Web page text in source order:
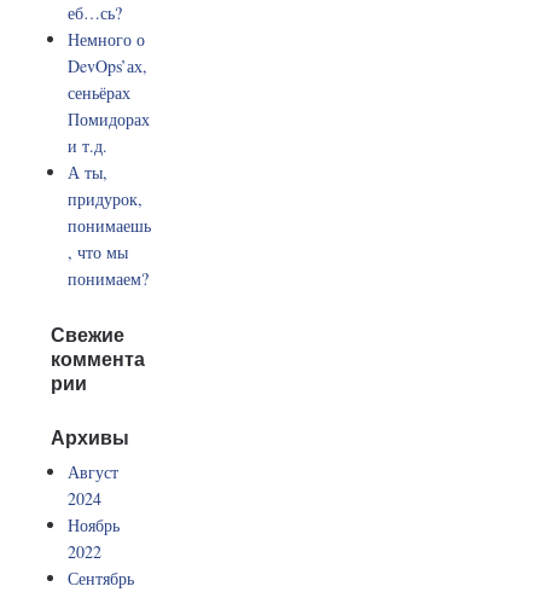
еб…сь?
Немного о
DevOps’ах,
сеньёрах
Помидорах
и т.д.
А ты,
придурок,
понимаешь
, что мы
понимаем?
Свежие
коммента
рии
Архивы
Август
2024
Ноябрь
2022
Сентябрь